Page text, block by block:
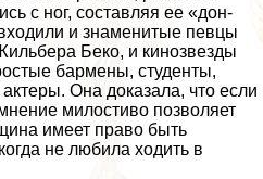
с ног, составляя ее «дон-
и знаменитые певцы
Беко, и кинозвезды
бармены, студенты,
Она доказала, что если
милостиво позволяет
имеет право быть
не любила ходить в